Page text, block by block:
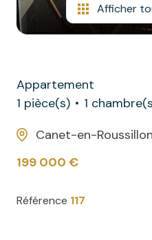
Afficher
Appartement
1 pièce(s)
1
Canet-en-
199 000 €
Référence 117